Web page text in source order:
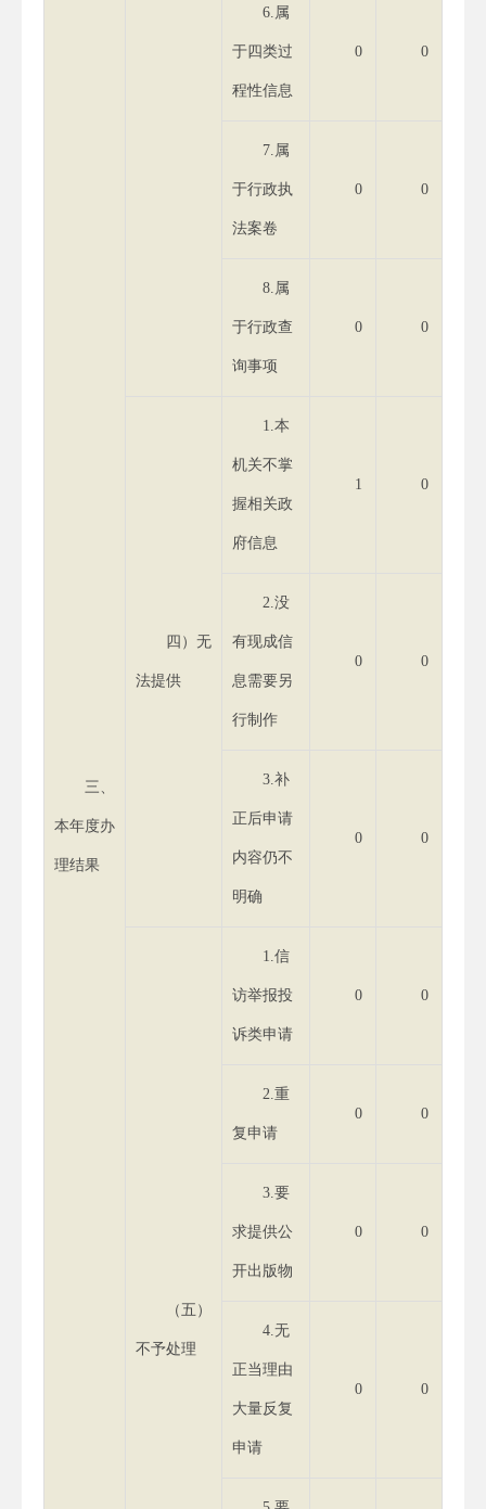
三、
本年度办
理结果
6.属
于四类过
程性信息
0 0
7.属
于行政执
法案卷
0 0
8.属
于行政查
询事项
0 0
四）无
法提供
1.本
机关不掌
握相关政
府信息
1 0
2.没
有现成信
息需要另
行制作
0 0
3.补
正后申请
内容仍不
明确
0 0
（五）
不予处理
1.信
访举报投
诉类申请
0 0
2.重
复申请
0 0
3.要
求提供公
开出版物
0 0
4.无
正当理由
大量反复
申请
0 0